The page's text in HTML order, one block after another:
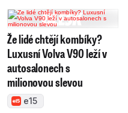
Že lidé chtějí kombíky?
Luxusní Volva V90 leží v
autosalonech s
milionovou slevou
e15